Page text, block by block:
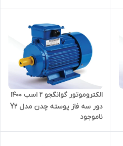
الکتروموتور گوانگجو 2 اسب 1400
دور سه فاز پوسته چدن مدل Y2
ترمینال بالا
ناموجود